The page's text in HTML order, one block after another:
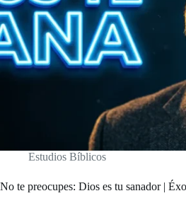
Estudios Bíblicos
No te preocupes: Dios es tu sanador |